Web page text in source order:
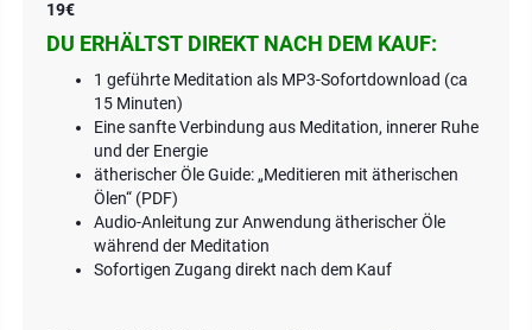
19€
DU ERHÄLTST DIREKT NACH DEM KAUF:
1 geführte Meditation als MP3-Sofortdownload (ca
15 Minuten)
Eine sanfte Verbindung aus Meditation, innerer Ruhe
und der Energie
ätherischer Öle Guide: „Meditieren mit ätherischen
Ölen“ (PDF)
Audio-Anleitung zur Anwendung ätherischer Öle
während der Meditation
Sofortigen Zugang direkt nach dem Kauf